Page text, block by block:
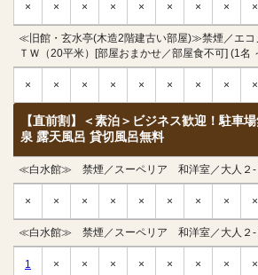
× × × × × × × × ×
≪旧館・玄水亭(木造2階建古い部屋)≫禁煙／エコ
ＴＷ（20平米）[部屋おまかせ／部屋食不可] (1名
× × × × × × × × ×
【直前割】＜素泊＞ビジネス歓迎！駐車
泉 露天風呂 貸切風呂無料
≪白水館≫ 禁煙／スーペリア 和洋室／大人２-
× × × × × × × × ×
≪白水館≫ 禁煙／スーペリア 和洋室／大人２-
1 × × × × × × × ×